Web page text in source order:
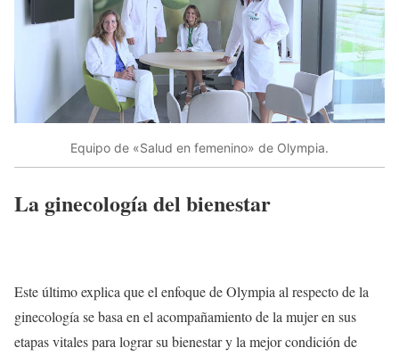
Equipo de «Salud en femenino» de Olympia.
La ginecología del bienestar
Este último explica que el enfoque de Olympia al respecto de la
ginecología se basa en el acompañamiento de la mujer en sus
etapas vitales para lograr su bienestar y la mejor condición de